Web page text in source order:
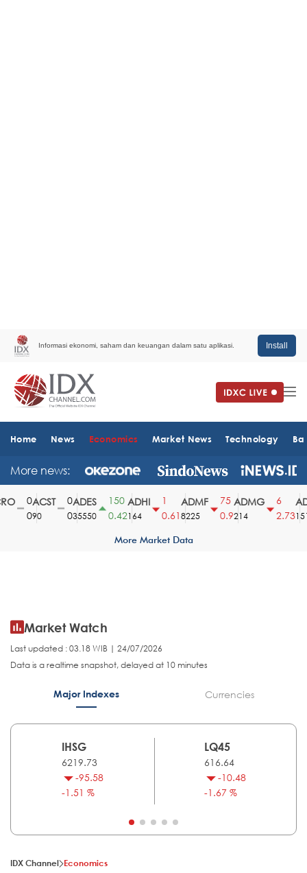
Informasi ekonomi, saham dan keuangan dalam satu aplikasi. Install
Home News Economics Market News Technology
More news:
ACST
90
ADES
35550
150
0.42
ADHI
164
0.61
ADMF
8225
75
0.9
ADMG
214
2.731510
More Market Data
Market Watch
Last updated : 03.18 WIB | 24/07/2026
Data is a realtime snapshot, delayed at 10 minutes
Major Indexes Currencies
IHSG
6219.73
-95.58
-1.51 %
LQ45
616.64
-10.48
-1.67 %
IDX Channel Economics